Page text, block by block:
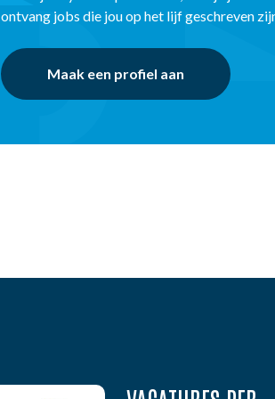
ontvang jobs die jou op het lijf geschreven
Maak een profiel aan